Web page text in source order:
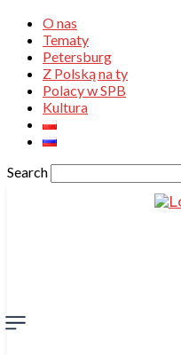
O nas
Tematy
Petersburg
Z Polską na ty
Polacy w SPB
Kultura
Search